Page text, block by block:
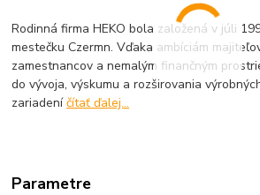
Rodinná firma HEKO bola založená v júli
mestečku Czermn. Vďaka ambíciám
zamestnancov a nemalým finančným
do vývoja, výskumu a rozširovania
zariadeníčítať ďalej...
Parametre